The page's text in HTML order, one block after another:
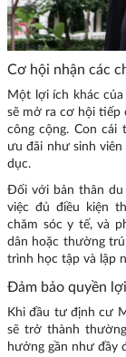
Cơ hội nhận các
Một lợi ích khác
sẽ mở ra cơ hội tiếp
công cộng. Con
ưu đãi như sinh
dục.
Đối với bản thân du
việc đủ điều kiện
chăm sóc y tế, và
dân hoặc thường
trình học tập và lập
Đảm bảo quyền
Khi đầu tư định cư
sẽ trở thành
hưởng gần như đầy